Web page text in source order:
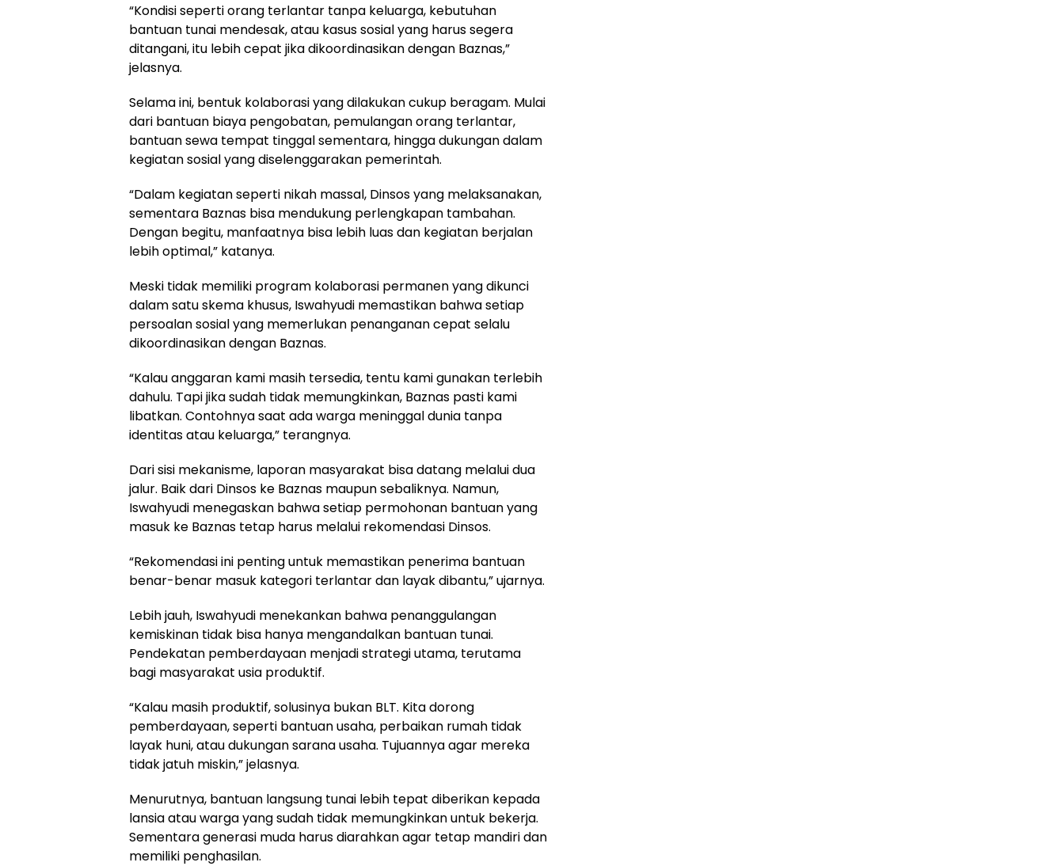
“Kondisi seperti orang terlantar tanpa keluarga, kebutuhan
bantuan tunai mendesak, atau kasus sosial yang harus segera
ditangani, itu lebih cepat jika dikoordinasikan dengan Baznas,”
jelasnya.
Selama ini, bentuk kolaborasi yang dilakukan cukup beragam. Mulai
dari bantuan biaya pengobatan, pemulangan orang terlantar,
bantuan sewa tempat tinggal sementara, hingga dukungan dalam
kegiatan sosial yang diselenggarakan pemerintah.
“Dalam kegiatan seperti nikah massal, Dinsos yang melaksanakan,
sementara Baznas bisa mendukung perlengkapan tambahan.
Dengan begitu, manfaatnya bisa lebih luas dan kegiatan berjalan
lebih optimal,” katanya.
Meski tidak memiliki program kolaborasi permanen yang dikunci
dalam satu skema khusus, Iswahyudi memastikan bahwa setiap
persoalan sosial yang memerlukan penanganan cepat selalu
dikoordinasikan dengan Baznas.
“Kalau anggaran kami masih tersedia, tentu kami gunakan terlebih
dahulu. Tapi jika sudah tidak memungkinkan, Baznas pasti kami
libatkan. Contohnya saat ada warga meninggal dunia tanpa
identitas atau keluarga,” terangnya.
Dari sisi mekanisme, laporan masyarakat bisa datang melalui dua
jalur. Baik dari Dinsos ke Baznas maupun sebaliknya. Namun,
Iswahyudi menegaskan bahwa setiap permohonan bantuan yang
masuk ke Baznas tetap harus melalui rekomendasi Dinsos.
“Rekomendasi ini penting untuk memastikan penerima bantuan
benar-benar masuk kategori terlantar dan layak dibantu,” ujarnya.
Lebih jauh, Iswahyudi menekankan bahwa penanggulangan
kemiskinan tidak bisa hanya mengandalkan bantuan tunai.
Pendekatan pemberdayaan menjadi strategi utama, terutama
bagi masyarakat usia produktif.
“Kalau masih produktif, solusinya bukan BLT. Kita dorong
pemberdayaan, seperti bantuan usaha, perbaikan rumah tidak
layak huni, atau dukungan sarana usaha. Tujuannya agar mereka
tidak jatuh miskin,” jelasnya.
Menurutnya, bantuan langsung tunai lebih tepat diberikan kepada
lansia atau warga yang sudah tidak memungkinkan untuk bekerja.
Sementara generasi muda harus diarahkan agar tetap mandiri dan
memiliki penghasilan.